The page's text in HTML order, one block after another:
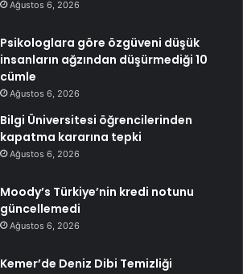
Ağustos 6, 2026
Psikologlara göre özgüveni düşük
insanların ağzından düşürmediği 10
cümle
Ağustos 6, 2026
Bilgi Üniversitesi öğrencilerinden
kapatma kararına tepki
Ağustos 6, 2026
Moody’s Türkiye’nin kredi notunu
güncellemedi
Ağustos 6, 2026
Kemer’de Deniz Dibi Temizliği